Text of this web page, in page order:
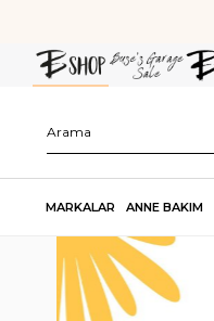
MARKALAR ANNE BAKIM